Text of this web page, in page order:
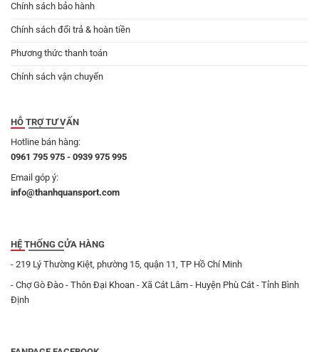
Chính sách bảo hành
Chính sách đổi trả & hoàn tiền
Phương thức thanh toán
Chính sách vận chuyển
HỖ TRỢ TƯ VẤN
Hotline bán hàng:
0961 795 975 - 0939 975 995
Email góp ý:
info@thanhquansport.com
HỆ THỐNG CỬA HÀNG
- 219 Lý Thường Kiệt, phường 15, quận 11, TP Hồ Chí Minh
- Chợ Gò Đào - Thôn Đại Khoan - Xã Cát Lâm - Huyện Phù Cát - Tỉnh Bình
Định